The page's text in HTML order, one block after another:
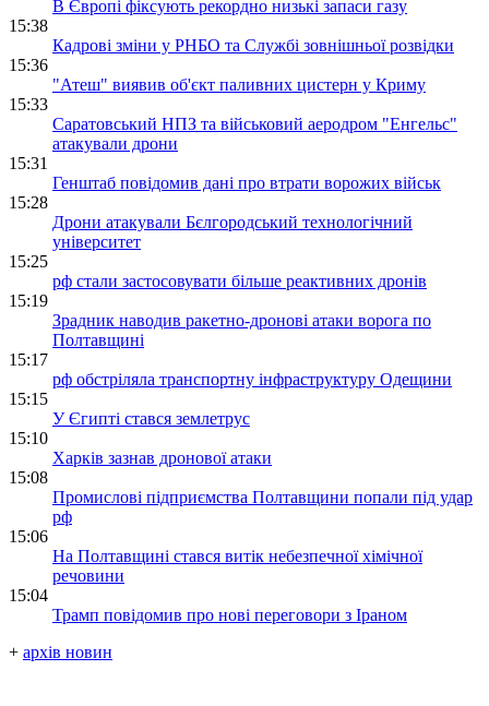
В Європі фіксують рекордно низькі запаси газу
15:38
Кадрові зміни у РНБО та Службі зовнішньої розвідки
15:36
"Атеш" виявив об'єкт паливних цистерн у Криму
15:33
Саратовський НПЗ та військовий аеродром "Енгельс"
атакували дрони
15:31
Генштаб повідомив дані про втрати ворожих військ
15:28
Дрони атакували Бєлгородський технологічний
університет
15:25
рф стали застосовувати більше реактивних дронів
15:19
Зрадник наводив ракетно-дронові атаки ворога по
Полтавщині
15:17
рф обстріляла транспортну інфраструктуру Одещини
15:15
У Єгипті стався землетрус
15:10
Харків зазнав дронової атаки
15:08
Промислові підприємства Полтавщини попали під удар
рф
15:06
На Полтавщині стався витік небезпечної хімічної
речовини
15:04
Трамп повідомив про нові переговори з Іраном
+ архів новин